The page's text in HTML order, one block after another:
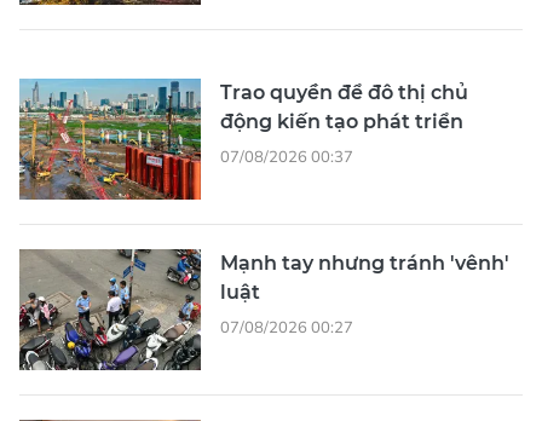
Trao quyền để đô thị chủ
động kiến tạo phát triển
07/08/2026 00:37
Mạnh tay nhưng tránh 'vênh'
luật
07/08/2026 00:27